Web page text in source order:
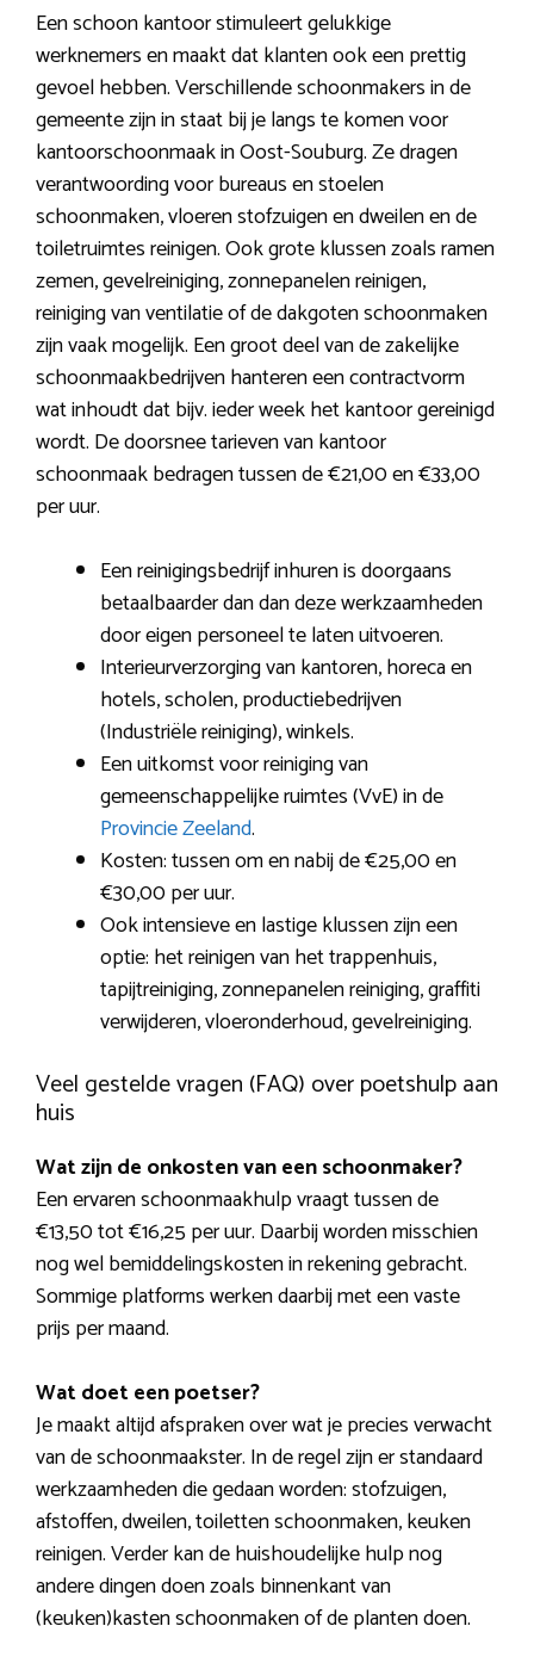
Een schoon kantoor stimuleert gelukkige
werknemers en maakt dat klanten ook een prettig
gevoel hebben. Verschillende schoonmakers in de
gemeente zijn in staat bij je langs te komen voor
kantoorschoonmaak in Oost-Souburg. Ze dragen
verantwoording voor bureaus en stoelen
schoonmaken, vloeren stofzuigen en dweilen en de
toiletruimtes reinigen. Ook grote klussen zoals ramen
zemen, gevelreiniging, zonnepanelen reinigen,
reiniging van ventilatie of de dakgoten schoonmaken
zijn vaak mogelijk. Een groot deel van de zakelijke
schoonmaakbedrijven hanteren een contractvorm
wat inhoudt dat bijv. ieder week het kantoor gereinigd
wordt. De doorsnee tarieven van kantoor
schoonmaak bedragen tussen de €21,00 en €33,00
per uur.
Een reinigingsbedrijf inhuren is doorgaans
betaalbaarder dan dan deze werkzaamheden
door eigen personeel te laten uitvoeren.
Interieurverzorging van kantoren, horeca en
hotels, scholen, productiebedrijven
(Industriële reiniging), winkels.
Een uitkomst voor reiniging van
gemeenschappelijke ruimtes (VvE) in de
Provincie Zeeland.
Kosten: tussen om en nabij de €25,00 en
€30,00 per uur.
Ook intensieve en lastige klussen zijn een
optie: het reinigen van het trappenhuis,
tapijtreiniging, zonnepanelen reiniging, graffiti
verwijderen, vloeronderhoud, gevelreiniging.
Veel gestelde vragen (FAQ) over poetshulp aan
huis
Wat zijn de onkosten van een schoonmaker?
Een ervaren schoonmaakhulp vraagt tussen de
€13,50 tot €16,25 per uur. Daarbij worden misschien
nog wel bemiddelingskosten in rekening gebracht.
Sommige platforms werken daarbij met een vaste
prijs per maand.
Wat doet een poetser?
Je maakt altijd afspraken over wat je precies verwacht
van de schoonmaakster. In de regel zijn er standaard
werkzaamheden die gedaan worden: stofzuigen,
afstoffen, dweilen, toiletten schoonmaken, keuken
reinigen. Verder kan de huishoudelijke hulp nog
andere dingen doen zoals binnenkant van
(keuken)kasten schoonmaken of de planten doen.